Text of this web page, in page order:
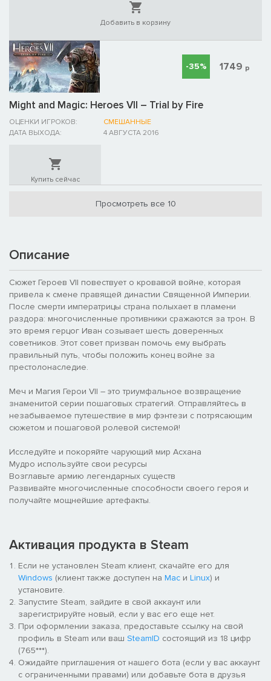
Добавить в корзину
Might and Magic: Heroes VII – Trial by Fire
ОЦЕНКИ ИГРОКОВ:
СМЕШАННЫЕ
ДАТА ВЫХОДА:
4 АВГУСТА 2016
-35% 1749 р
Купить сейчас
Просмотреть все 10
Описание
Сюжет Героев VII повествует о кровавой войне, которая
привела к смене правящей династии Священной Империи.
После смерти императрицы страна полыхает в пламени
раздора: многочисленные противники сражаются за трон. В
это время герцог Иван созывает шесть доверенных
советников. Этот совет призван помочь ему выбрать
правильный путь, чтобы положить конец войне за
престолонаследие.
Меч и Магия Герои VII – это триумфальное возвращение
знаменитой серии пошаговых стратегий. Отправляйтесь в
незабываемое путешествие в мир фэнтези с потрясающим
сюжетом и пошаговой ролевой системой!
Исследуйте и покоряйте чарующий мир Асхана
Мудро используйте свои ресурсы
Возглавьте армию легендарных существ
Развивайте многочисленные способности своего героя и
получайте мощнейшие артефакты.
Активация продукта в Steam
Если не установлен Steam клиент, скачайте его для
Windows (клиент также доступен на Mac и Linux) и
установите.
Запустите Steam, зайдите в свой аккаунт или
зарегистрируйте новый, если у вас его еще нет.
При оформлении заказа, предоставьте ссылку на свой
профиль в Steam или ваш SteamID состоящий из 18 цифр
(765***).
Ожидайте приглашения от нашего бота (если у вас аккаунт
с ограниченными правами) или добавьте бота в друзья